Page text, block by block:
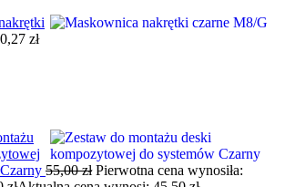
0,27 zł
55,00zł Pierwotna cena wynosiła: